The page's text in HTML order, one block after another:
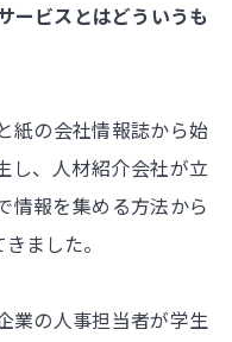
ービスとはどういうも
紙の会社情報誌から始
し、人材紹介会社が立
情報を集める方法から
ました。
業の人事担当者が学生